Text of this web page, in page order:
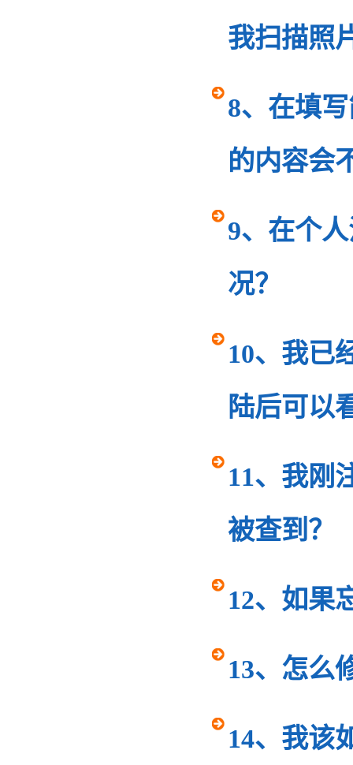
我扫描照
8、在填
的内容会
9、在个
况？
10、我已
陆后可以
11、我刚
被查到？
12、如果
13、怎么
14、我该